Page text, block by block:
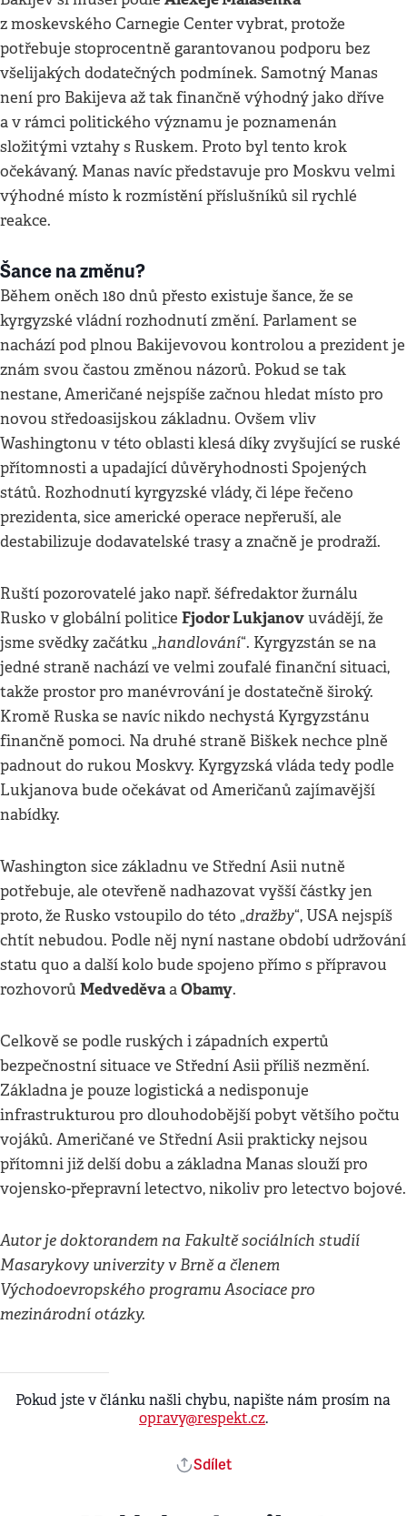
z moskevského Carnegie Center vybrat, protože
potřebuje stoprocentně garantovanou podporu bez
všelijakých dodatečných podmínek. Samotný Manas
není pro Bakijeva až tak finančně výhodný jako dříve
a v rámci politického významu je poznamenán
složitými vztahy s Ruskem. Proto byl tento krok
očekávaný. Manas navíc představuje pro Moskvu velmi
výhodné místo k rozmístění příslušníků sil rychlé
reakce.
Šance na změnu?
Během oněch 180 dnů přesto existuje šance, že se
kyrgyzské vládní rozhodnutí změní. Parlament se
nachází pod plnou Bakijevovou kontrolou a prezident je
znám svou častou změnou názorů. Pokud se tak
nestane, Američané nejspíše začnou hledat místo pro
novou středoasijskou základnu. Ovšem vliv
Washingtonu v této oblasti klesá díky zvyšující se ruské
přítomnosti a upadající důvěryhodnosti Spojených
států. Rozhodnutí kyrgyzské vlády, či lépe řečeno
prezidenta, sice americké operace nepřeruší, ale
destabilizuje dodavatelské trasy a značně je prodraží.
Ruští pozorovatelé jako např. šéfredaktor žurnálu
Rusko v globální politice Fjodor Lukjanovuvádějí, že
jsme svědky začátku „handlování“. Kyrgyzstán se na
jedné straně nachází ve velmi zoufalé finanční situaci,
takže prostor pro manévrování je dostatečně široký.
Kromě Ruska se navíc nikdo nechystá Kyrgyzstánu
finančně pomoci. Na druhé straně Biškek nechce plně
padnout do rukou Moskvy. Kyrgyzská vláda tedy podle
Lukjanova bude očekávat od Američanů zajímavější
nabídky.
Washington sice základnu ve Střední Asii nutně
potřebuje, ale otevřeně nadhazovat vyšší částky jen
proto, že Rusko vstoupilo do této „dražby“, USA nejspíš
chtít nebudou. Podle něj nyní nastane období udržování
statu quo a další kolo bude spojeno přímo s přípravou
rozhovorů MedveděvaaObamy.
Celkově se podle ruských i západních expertů
bezpečnostní situace ve Střední Asii příliš nezmění.
Základna je pouze logistická a nedisponuje
infrastrukturou pro dlouhodobější pobyt většího počtu
vojáků. Američané ve Střední Asii prakticky nejsou
přítomni již delší dobu a základna Manas slouží pro
vojensko-přepravní letectvo, nikoliv pro letectvo bojové.
Autor je doktorandem na Fakultě sociálních studií
Masarykovy univerzity v Brně a členem
Východoevropského programu Asociace pro
mezinárodní otázky.
Pokud jste v článku našli chybu, napište nám prosím na
opravy@respekt.cz.
Sdílet